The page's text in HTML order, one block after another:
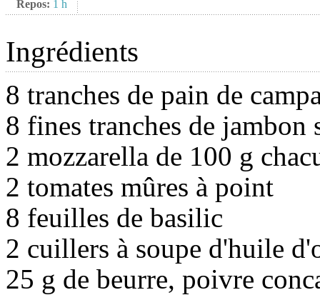
Repos: 1 h
Ingrédients
8 tranches de pain de
8 fines tranches de jambon
2 mozzarella de 100 g
2 tomates mûres à point
8 feuilles de basilic
2 cuillers à soupe d'huile
25 g de beurre, poivre